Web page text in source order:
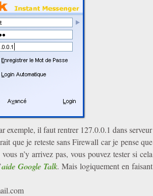
exemple, il faut rentrer 127.0.0.1 dans serveur
que je reteste sans Firewall car je pense que
n’y arrivez pas, vous pouvez tester si cela
aide Google Talk. Mais logiquement en faisant